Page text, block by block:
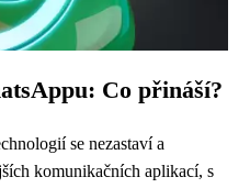
Co přináší?
se nezastaví a
komunikačních aplikací, s